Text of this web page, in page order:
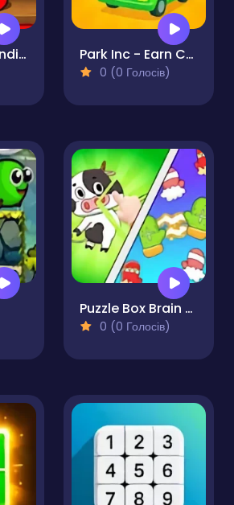
Plush Eggs Vending Machine Park Inc - Earn Cash
0 (0 Голосів)
Puzzle Box Brain Fun
0 (0 Голосів)